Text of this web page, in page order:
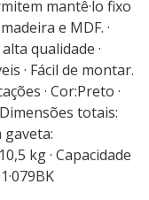
mantê·lo fixo
e MDF. ·
qualidade ·
· Fácil de montar.
· Cor:Preto ·
totais:
gaveta:
kg · Capacidade